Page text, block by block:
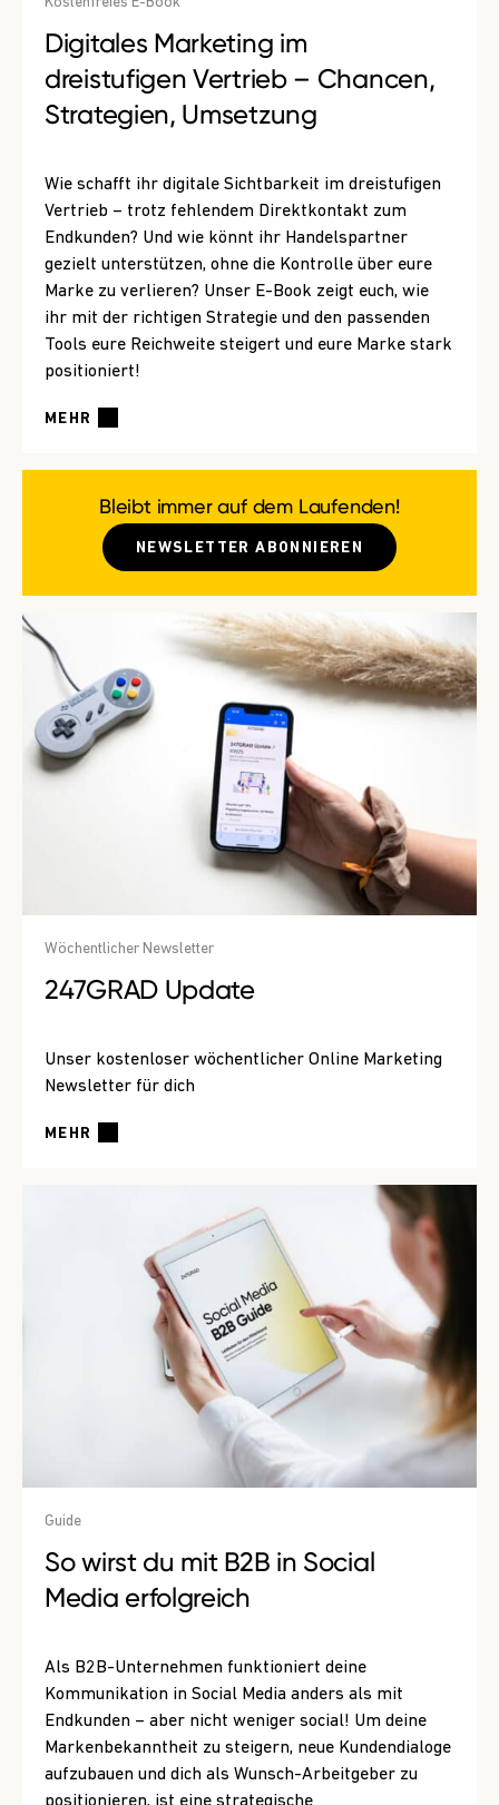
Digitales Marketing im
dreistufigen Vertrieb – Chancen,
Strategien, Umsetzung
Wie schafft ihr digitale Sichtbarkeit im dreistufigen
Vertrieb – trotz fehlendem Direktkontakt zum
Endkunden? Und wie könnt ihr Handelspartner
gezielt unterstützen, ohne die Kontrolle über eure
Marke zu verlieren? Unser E-Book zeigt euch, wie
ihr mit der richtigen Strategie und den passenden
Tools eure Reichweite steigert und eure Marke stark
positioniert!
MEHR
Wöchentlicher Newsletter
247GRAD Update
Unser kostenloser wöchentlicher Online Marketing
Newsletter für dich
MEHR
Guide
So wirst du mit B2B in Social
Media erfolgreich
Als B2B-Unternehmen funktioniert deine
Kommunikation in Social Media anders als mit
Endkunden – aber nicht weniger social! Um deine
Markenbekanntheit zu steigern, neue Kundendialoge
aufzubauen und dich als Wunsch-Arbeitgeber zu
Bleibt immer auf dem Laufenden!
NEWSLETTER ABONNIEREN